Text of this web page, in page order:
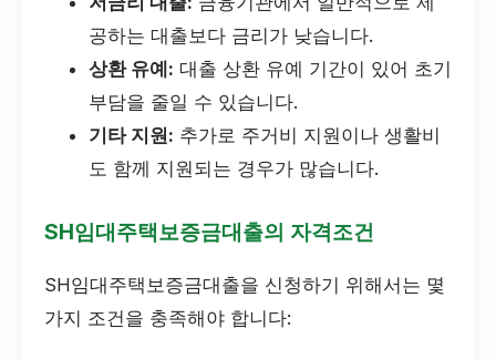
공하는 대출보다 금리가 낮습니다.
상환 유예: 대출 상환 유예 기간이 있어 초기
부담을 줄일 수 있습니다.
기타 지원: 추가로 주거비 지원이나 생활비
도 함께 지원되는 경우가 많습니다.
SH임대주택보증금대출의 자격조건
SH임대주택보증금대출을 신청하기 위해서는 몇
가지 조건을 충족해야 합니다: